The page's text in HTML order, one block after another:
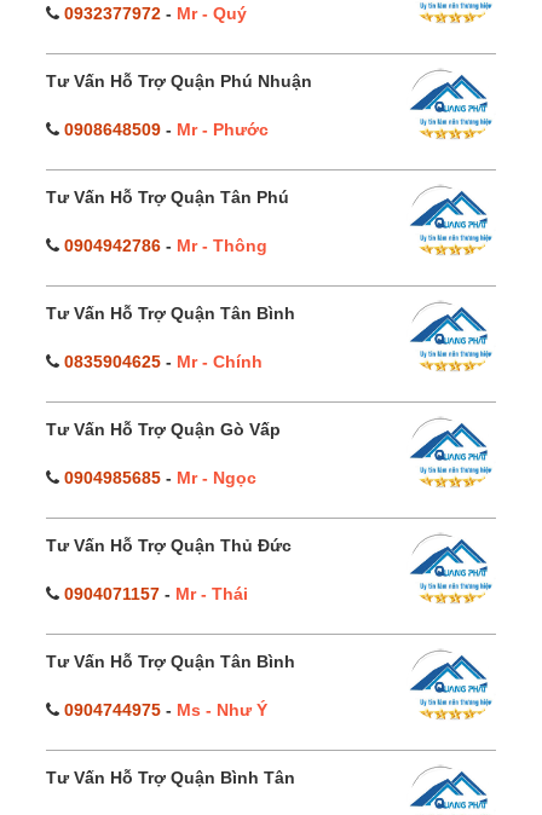
0932377972 - Mr - Quý
Tư Vấn Hỗ Trợ Quận Phú Nhuận
0908648509 - Mr - Phước
Tư Vấn Hỗ Trợ Quận Tân Phú
0904942786 - Mr - Thông
Tư Vấn Hỗ Trợ Quận Tân Bình
0835904625 - Mr - Chính
Tư Vấn Hỗ Trợ Quận Gò Vấp
0904985685 - Mr - Ngọc
Tư Vấn Hỗ Trợ Quận Thủ Đức
0904071157 - Mr - Thái
Tư Vấn Hỗ Trợ Quận Tân Bình
0904744975 - Ms - Như Ý
Tư Vấn Hỗ Trợ Quận Bình Tân